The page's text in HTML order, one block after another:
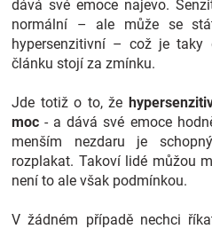
Značky
Hračkářství
Přihlášení
dává své emoce najevo.
normální – ale může se
hypersenzitivní – což je
článku stojí za zmínku.
Jde totiž o to, že
moc - a dává své emoce
menším nezdaru je
rozplakat. Takoví lidé můžou
není to ale však podmínkou.
V žádném případě nechci